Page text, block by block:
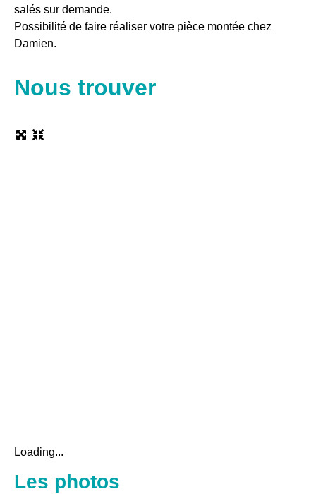
salés sur demande.
Possibilité de faire réaliser votre pièce montée chez
Damien.
Nous trouver
Loading...
Les photos